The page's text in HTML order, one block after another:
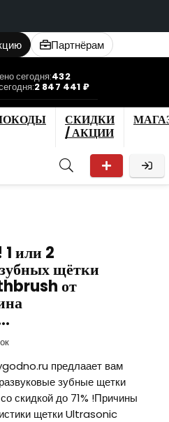
Партнёрам
сегодня:432
2 847 441 ₽
СКИДКИ
/ АКЦИИ
или 2
щётки
от
предлаает вам
зубные щетки
скидкой до 71% !Причины
щетки Ultrasonic